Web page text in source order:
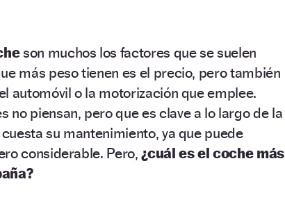
son muchos los factores que se suelen
más peso tienen es el precio, pero también
automóvil o la motorización que emplee.
no piensan, pero que es clave a lo largo de la
su mantenimiento, ya que puede
considerable. Pero,¿cuál es el coche más